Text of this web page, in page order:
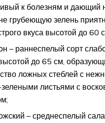
к болезням и дающий
грубеющую зелень
вкуса высотой до 60
– раннеспелый сорт
до 65 см,
ложных стеблей с
листьями с
– среднеспелый